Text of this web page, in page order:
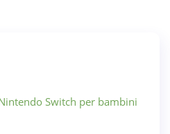
Switch per bambini